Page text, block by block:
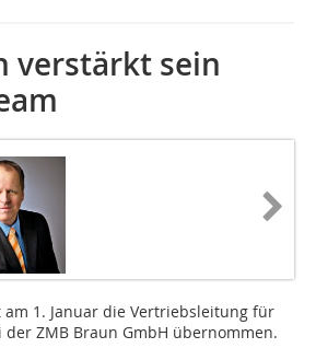
verstärkt sein
1. Januar die Vertriebsleitung für
ZMB Braun GmbH übernommen.